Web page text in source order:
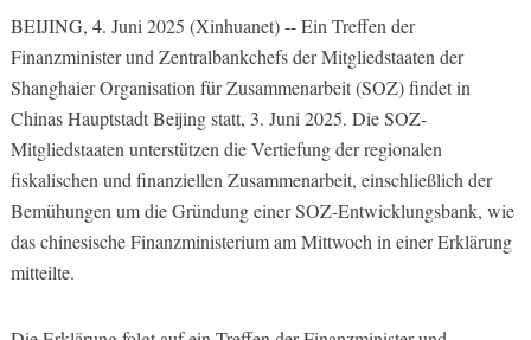
BEIJING, 4. Juni 2025 (Xinhuanet) -- Ein Treffen der
Finanzminister und Zentralbankchefs der Mitgliedstaaten der
Shanghaier Organisation für Zusammenarbeit (SOZ) findet in
Chinas Hauptstadt Beijing statt, 3. Juni 2025. Die SOZ-
Mitgliedstaaten unterstützen die Vertiefung der regionalen
fiskalischen und finanziellen Zusammenarbeit, einschließlich der
Bemühungen um die Gründung einer SOZ-Entwicklungsbank, wie
das chinesische Finanzministerium am Mittwoch in einer Erklärung
mitteilte.